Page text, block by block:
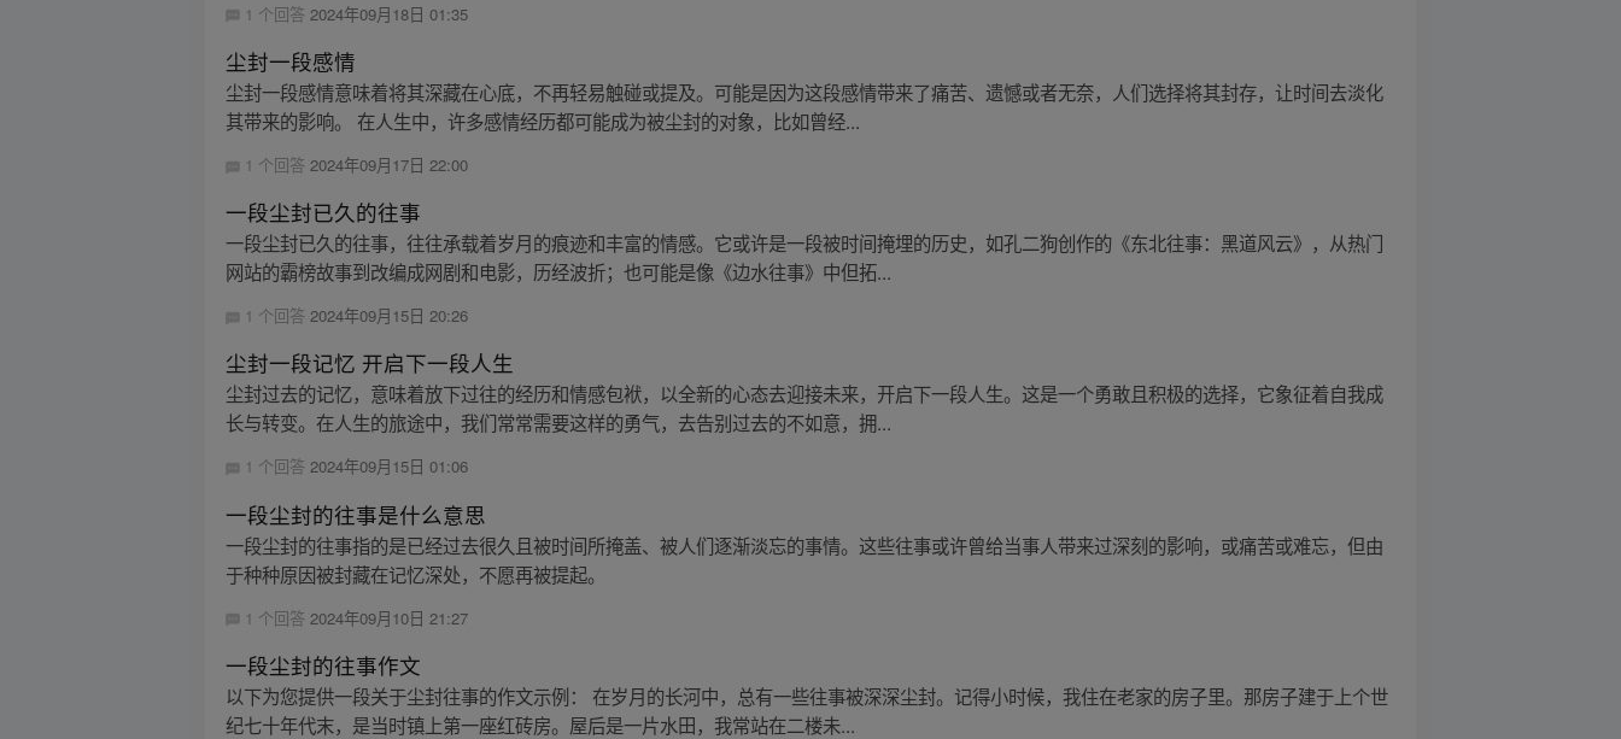
1 个回答 2024年09月18日 01:35
尘封一段感情
尘封一段感情意味着将其深藏在心底，不再轻易触碰或提及。可能是因为这段感情带来了痛苦、遗憾或者无奈，人们选择将其封存，让时间去淡化
其带来的影响。 在人生中，许多感情经历都可能成为被尘封的对象，比如曾经...
1 个回答2024年09月17日 22:00
一段尘封已久的往事
一段尘封已久的往事，往往承载着岁月的痕迹和丰富的情感。它或许是一段被时间掩埋的历史，如孔二狗创作的《东北往事：黑道风云》，从热门
网站的霸榜故事到改编成网剧和电影，历经波折；也可能是像《边水往事》中但拓...
1 个回答2024年09月15日 20:26
尘封一段记忆 开启下一段人生
尘封过去的记忆，意味着放下过往的经历和情感包袱，以全新的心态去迎接未来，开启下一段人生。这是一个勇敢且积极的选择，它象征着自我成
长与转变。在人生的旅途中，我们常常需要这样的勇气，去告别过去的不如意，拥...
1 个回答2024年09月15日 01:06
一段尘封的往事是什么意思
一段尘封的往事指的是已经过去很久且被时间所掩盖、被人们逐渐淡忘的事情。这些往事或许曾给当事人带来过深刻的影响，或痛苦或难忘，但由
于种种原因被封藏在记忆深处，不愿再被提起。
1 个回答 2024年09月10日 21:27
一段尘封的往事作文
以下为您提供一段关于尘封往事的作文示例： 在岁月的长河中，总有一些往事被深深尘封。记得小时候，我住在老家的房子里。那房子建于上个世
纪七十年代末，是当时镇上第一座红砖房。屋后是一片水田，我常站在二楼未...